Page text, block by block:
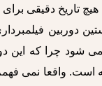
تاریخ دقیقی برای
دوربین
شود چرا که این
واقعا نمی فهمم